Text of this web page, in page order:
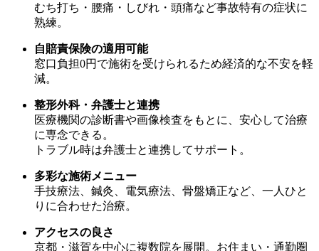
むち打ち・腰痛・しびれ・頭痛など事故特有の症状に
熟練。
自賠責保険の適用可能
窓口負担0円で施術を受けられるため経済的な不安を軽
減。
整形外科・弁護士と連携
医療機関の診断書や画像検査をもとに、安心して治療
に専念できる。
トラブル時は弁護士と連携してサポート。
多彩な施術メニュー
手技療法、鍼灸、電気療法、骨盤矯正など、一人ひと
りに合わせた治療。
アクセスの良さ
京都・滋賀を中心に複数院を展開。お住まい・通勤圏